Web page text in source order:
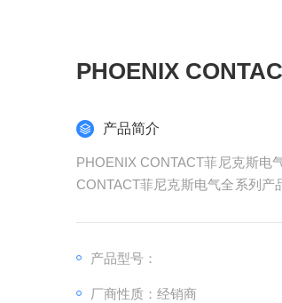
PHOENIX
产品简介
PHOENIX CONTACT菲尼克斯电
CONTACT菲尼克斯电气全系列产
产品型号：
厂商性质：经销商